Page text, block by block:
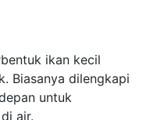
ikan kecil
Biasanya dilengkapi
untuk
air.